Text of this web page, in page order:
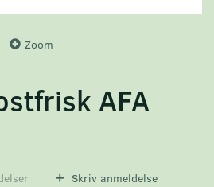
Zoom
AFA
Skriv anmeldelse